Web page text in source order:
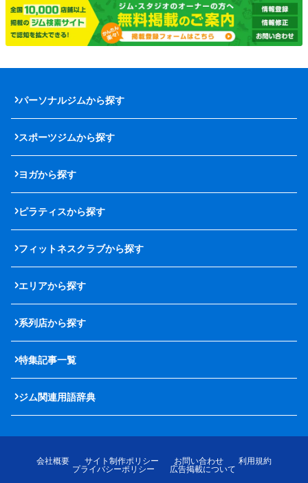
パーソナルジムから探す
スポーツジムから探す
ヨガから探す
ピラティスから探す
フィットネスクラブから探す
エリアから探す
系列店から探す
特集記事一覧
ジム関連用語辞典
会社概要 サイト制作ポリシー お問い合わせ
利用規約
プライバシーポリシー
広告掲載について